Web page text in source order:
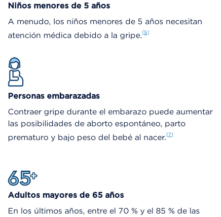
Niños menores de 5 años
A menudo, los niños menores de 5 años necesitan
atención médica debido a la gripe. 5
Personas embarazadas
Contraer gripe durante el embarazo puede aumentar
las posibilidades de aborto espontáneo, parto
prematuro y bajo peso del bebé al nacer. 7
Adultos mayores de 65 años
En los últimos años, entre el 70 % y el 85 % de las